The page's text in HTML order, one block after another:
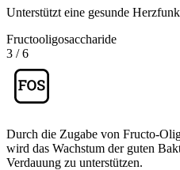
Unterstützt eine gesunde
Fructooligosaccharide
3 /6
Durch die Zugabe von Fructo-
wird das Wachstum der guten
Verdauung zu unterstützen.